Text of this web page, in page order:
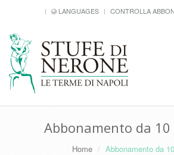
LANGUAGES CONTROLLA
Abbonamento da
Home Abbonamento da